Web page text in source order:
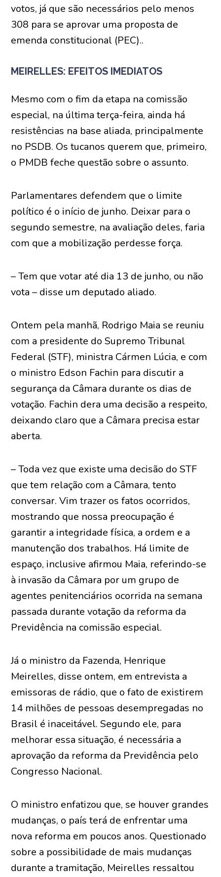
votos, já que são necessários pelo menos
308 para se aprovar uma proposta de
emenda constitucional (PEC)..
MEIRELLES: EFEITOS IMEDIATOS
Mesmo com o fim da etapa na comissão
especial, na última terça-feira, ainda há
resistências na base aliada, principalmente
no PSDB. Os tucanos querem que, primeiro,
o PMDB feche questão sobre o assunto.
Parlamentares defendem que o limite
político é o início de junho. Deixar para o
segundo semestre, na avaliação deles, faria
com que a mobilização perdesse força.
– Tem que votar até dia 13 de junho, ou não
vota – disse um deputado aliado.
Ontem pela manhã, Rodrigo Maia se reuniu
com a presidente do Supremo Tribunal
Federal (STF), ministra Cármen Lúcia, e com
o ministro Edson Fachin para discutir a
segurança da Câmara durante os dias de
votação. Fachin dera uma decisão a respeito,
deixando claro que a Câmara precisa estar
aberta.
– Toda vez que existe uma decisão do STF
que tem relação com a Câmara, tento
conversar. Vim trazer os fatos ocorridos,
mostrando que nossa preocupação é
garantir a integridade física, a ordem e a
manutenção dos trabalhos. Há limite de
espaço, inclusive afirmou Maia, referindo-se
à invasão da Câmara por um grupo de
agentes penitenciários ocorrida na semana
passada durante votação da reforma da
Previdência na comissão especial.
Já o ministro da Fazenda, Henrique
Meirelles, disse ontem, em entrevista a
emissoras de rádio, que o fato de existirem
14 milhões de pessoas desempregadas no
Brasil é inaceitável. Segundo ele, para
melhorar essa situação, é necessária a
aprovação da reforma da Previdência pelo
Congresso Nacional.
O ministro enfatizou que, se houver grandes
mudanças, o país terá de enfrentar uma
nova reforma em poucos anos. Questionado
sobre a possibilidade de mais mudanças
durante a tramitação, Meirelles ressaltou